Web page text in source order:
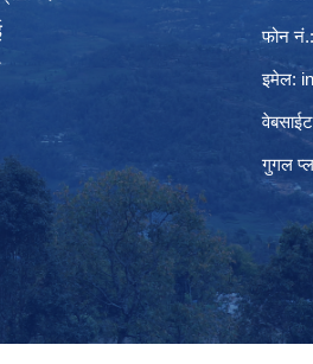
फोन
इमेल:
गुगल